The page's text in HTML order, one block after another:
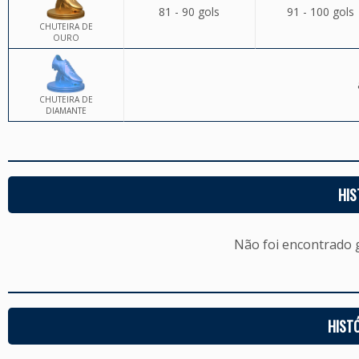
CHUTEIRA DE
OURO
81 - 90 gols 91 - 100 gols
CHUTEIRA DE
DIAMANTE
Não foi encontrado